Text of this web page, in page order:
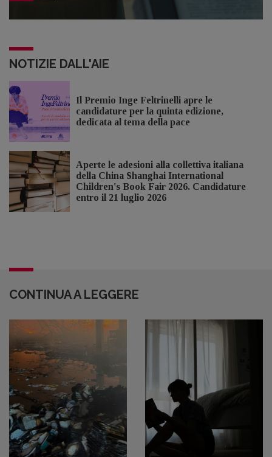
NOTIZIE DALL'AIE
Il Premio Inge Feltrinelli apre le
candidature per la quinta edizione,
dedicata al tema della pace
Aperte le adesioni alla collettiva italiana
della China Shanghai International
Children's Book Fair 2026. Candidature
entro il 21 luglio 2026
CONTINUA A LEGGERE